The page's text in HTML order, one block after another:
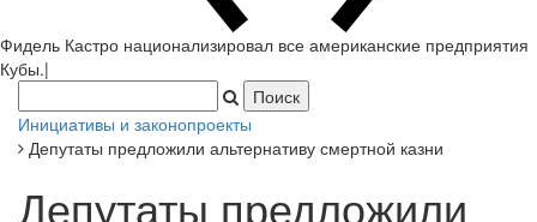
Фидель Кастро национализировал все американские предприятия
Кубы.|
Инициативы и законопроекты
Депутаты предложили альтернативу смертной казни
Депутаты предложили